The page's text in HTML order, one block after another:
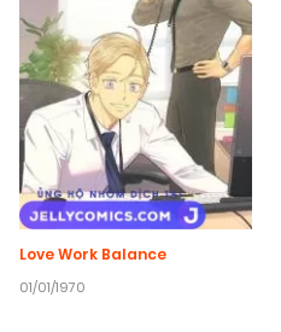
Love Work Balance
01/01/1970